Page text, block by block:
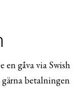
gåva via Swish
betalningen